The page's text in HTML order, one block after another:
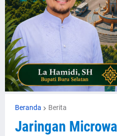
Beranda Berita
Jaringan